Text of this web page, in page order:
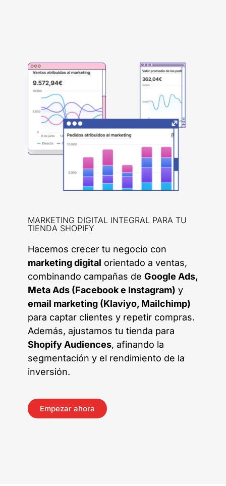
MARKETING DIGITAL INTEGRAL PARA TU
TIENDA SHOPIFY
Hacemos crecer tu negocio con
marketing digital orientado a ventas,
combinando campañas de Google Ads,
Meta Ads (Facebook e Instagram) y
email marketing (Klaviyo, Mailchimp)
para captar clientes y repetir compras.
Además, ajustamos tu tienda para
Shopify Audiences, afinando la
segmentación y el rendimiento de la
inversión.
Empezar ahora